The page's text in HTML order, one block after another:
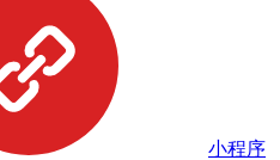
小程序